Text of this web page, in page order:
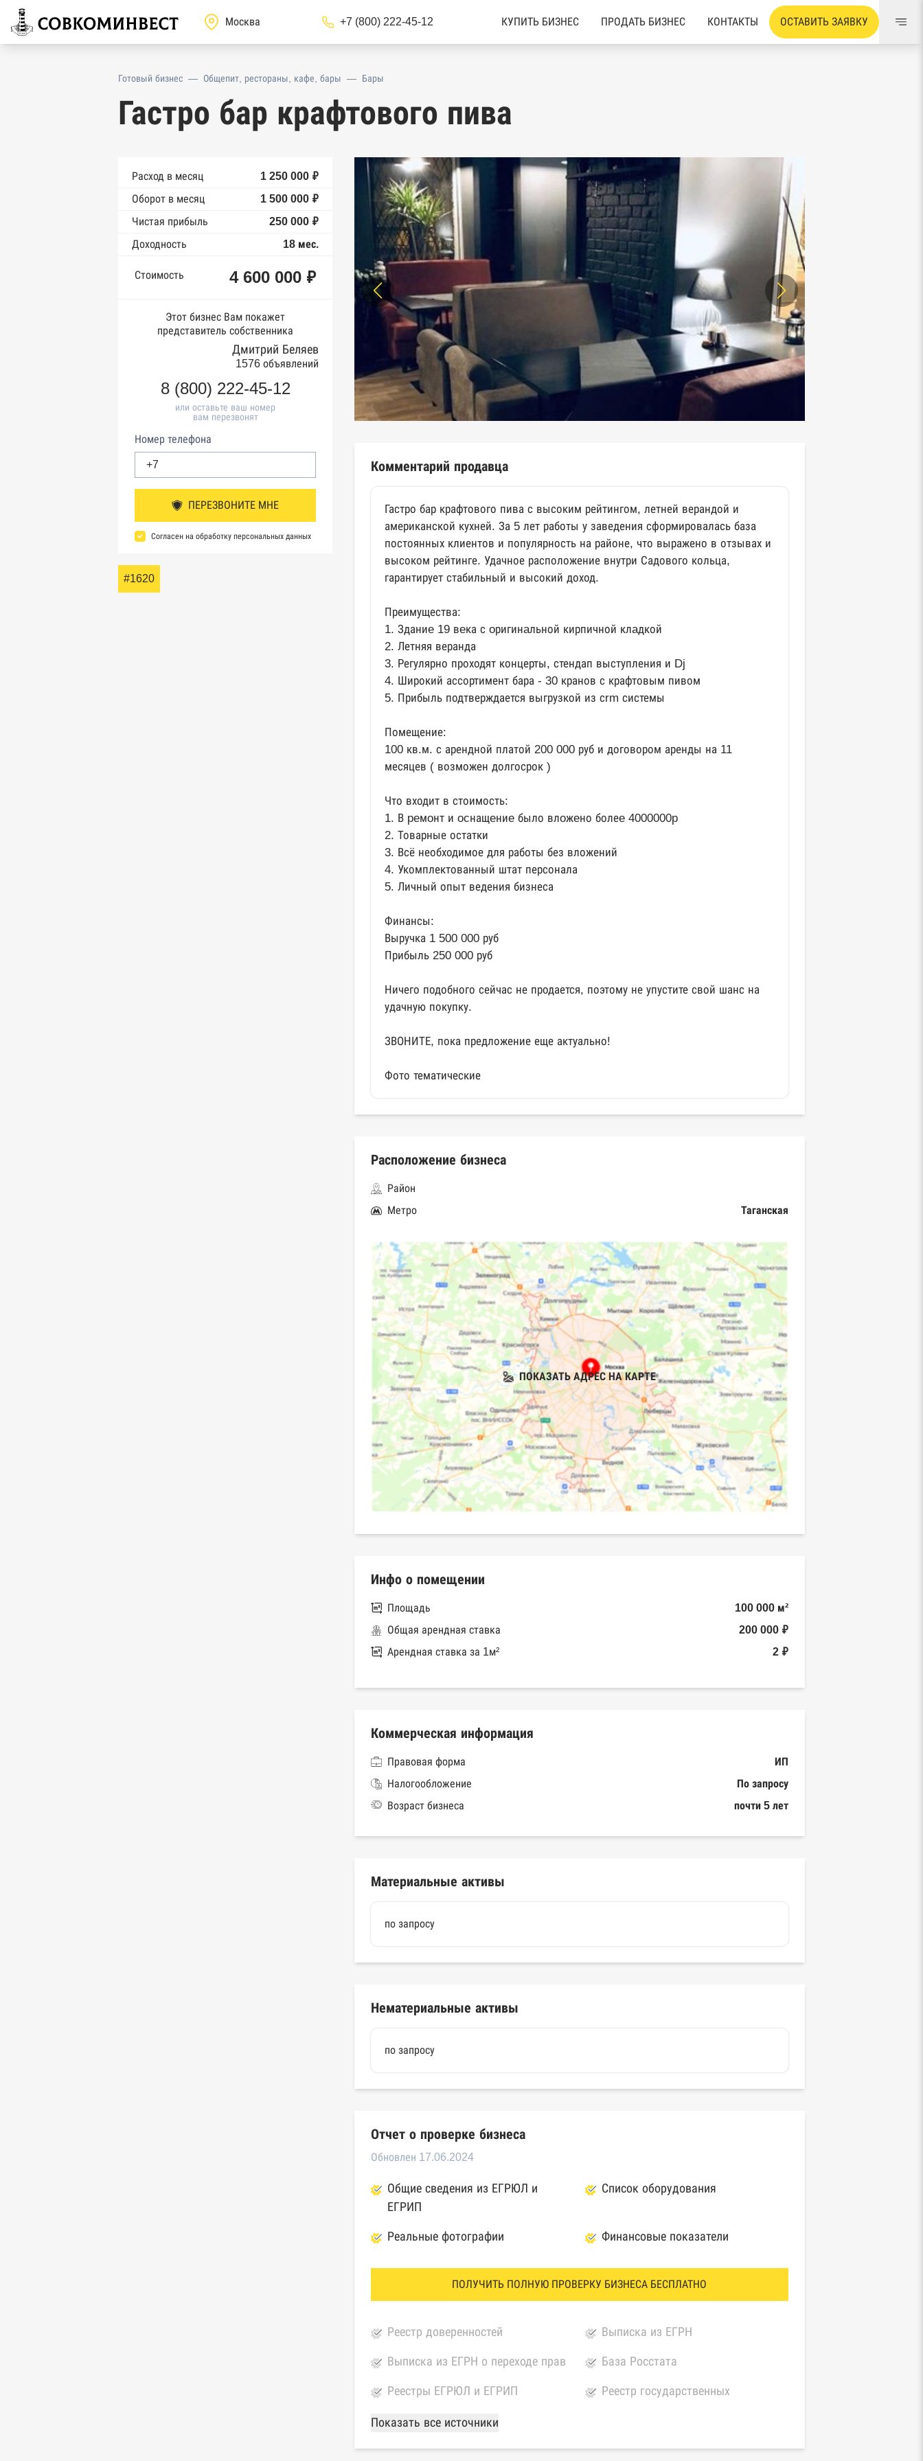
+7 (800) 222-45-12 КУПИТЬ БИЗНЕС ПРОДАТЬ БИЗНЕС КОНТАКТЫ ОСТАВИТЬ ЗАЯВКУ
Готовый бизнес — Общепит, рестораны, кафе, бары — Бары
Гастро бар крафтового пива
Расход в месяц
1 250 000 ₽
Оборот в месяц
1 500 000 ₽
Чистая прибыль
250 000 ₽
Доходность
18 мес.
Стоимость 4 600 000 ₽
Этот бизнес Вам покажет
представитель собственника
Дмитрий Беляев
1576 объявлений
8 (800) 222-45-12
или оставьте ваш номер
вам перезвонят
Номер телефона
ПЕРЕЗВОНИТЕ МНЕ
Согласен на обработку персональных данных
#1620
Комментарий продавца
Гастро бар крафтового пива с высоким рейтингом, летней верандой и
американской кухней. За 5 лет работы у заведения сформировалась база
постоянных клиентов и популярность на районе, что выражено в отзывах и
высоком рейтинге. Удачное расположение внутри Садового кольца,
гарантирует стабильный и высокий доход.
Преимущества:
1. Зданиe 19 вeка с oригинaльной кирпичной клaдкой
2. Летняя веранда
3. Регулярно проходят концерты, стендап выступления и Dj
4. Широкий ассортимент бара - 30 кранов с крафтовым пивом
5. Прибыль подтверждается выгрузкой из сrm системы
Помещение:
100 кв.м. с арендной платой 200 000 руб и договором аренды на 11
месяцев ( возможен долгосрок )
Что входит в стоимость:
1. В peмoнт и ocнащeниe было влoжeно болеe 4000000p
2. Товарные остатки
3. Всё необходимое для работы без вложений
4. Укомплектованный штат персонала
5. Личный опыт ведения бизнеса
Финансы:
Выручка 1 500 000 руб
Прибыль 250 000 руб
Ничего подобного сейчас не продается, поэтому не упустите свой шанс на
удачную покупку.
ЗВОНИТЕ, пока предложение еще актуально!
Фото тематические
Расположение бизнеса
Район
Метро
Таганская
ПОКАЗАТЬ АДРЕС НА КАРТЕ
Инфо о помещении
Площадь
100 000 м²
Общая арендная ставка
200 000 ₽
Арендная ставка за 1м²
2 ₽
Коммерческая информация
Правовая форма
ИП
Налогообложение
По запросу
Возраст бизнеса
почти 5 лет
Материальные активы
по запросу
Нематериальные активы
по запросу
Отчет о проверке бизнеса
Обновлен 17.06.2024
Общие сведения из ЕГРЮЛ и
ЕГРИП
Список оборудования
Реальные фотографии Финансовые показатели
ПОЛУЧИТЬ ПОЛНУЮ ПРОВЕРКУ БИЗНЕСА БЕСПЛАТНО
Реестр доверенностей Выписка из ЕГРН
Выписка из ЕГРН о переходе прав База Росстата
Реестры ЕГРЮЛ и ЕГРИП
России
Реестр государственных
Показать все источники